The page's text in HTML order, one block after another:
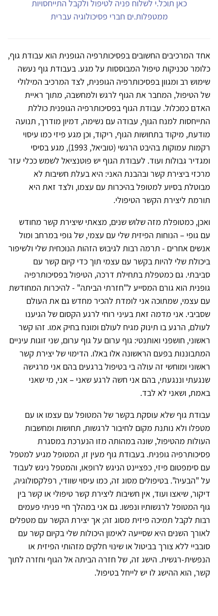
כאן תוכל.י לשלוח פניה לטיפול ולקבל התייחסויות
ממטפלות.ים חברי פסיכולוגיה עברית
אחד המרכיבים החשובים בפסיכותרפיה הגופנית הוא עבודת גוף,
כלומר טכניקות טיפול המבוססות על מגע. בעבודת גוף נעשה
שימוש רב ומגוון בפסיכותרפיה הגופנית, לצד המרכיב המילולי
של הטיפול, המחבר את הגוף לרגש ולמחשבה, מתוך ראיית
האדם כמכלול. עבודת הגוף בפסיכותרפיה הגופנית כוללת
התייחסות למנח הגוף, עבודה עם נשימה, דמיון מודרך, תנועה
מודעת, מיקוד בתחושות הגוף, ריקוד, וכן מגע פיזי כמו עיסוי
רקמות עמוקות בהיבט הרגשי (טוביאל, 1993), מגע בסיסי
ומגדיר גבולות ועוד. לעבודת הגוף יש פוטנציאל לשמש ככלי עזר
מרכזי ביצירת קשר ובהבנת האני: היא בעלת חשיבות לא
מבוטלת בסיוע למטופל בהיכרות עם עצמו, ולצד זאת היא
תורמת ליצירת הקשר הטיפולי.
ואכן, כמטופלת מזה שלוש שנים, מצאתי שיצירת קשר מחודש
עם גופי – הנוחות הפיזית שלי עם עצמי, של גופי במרחב ומול
אנשים אחרים - תרמה רבות לגיבוש הזהות הנוכחית שלי ולשיפור
ביכולת שלי להיות בקשר עם עצמי תוך כדי קיום קשר עם
סביבתי. גם כמטפלת בתחילת דרכה, הטיפול בפסיכותרפיה
גופנית הוא גורם המסייע ל"חזרתי הביתה" - להיכרות המחודשת
עם עצמי, שמתוכה אני לומדת להכיר מחדש גם את העולם
שסביבי. אני מדמה זאת בעיני רוחי לרגע הקסום של הגיענו
לעולם, הרגע בו תינוק מגיח לעולם ומונח בחיק אמו. זהו קשר
ראשוני, חושפני ואותנטי: גוף ערום על גוף ערום, שני זוגות עיניים
המתבוננות בפעם הראשונה אלו באלו. הדימוי של יצירת קשר
ראשוני ומוחשי זה עולה בי בטיפול ברגעים בהם אני מרגישה
שנגעתי וננגעתי, בהם אני חשה לרגע שאני – אני, מי שאני
באמת, ושאני לא לבד.
עבודת גוף שלא עוסקת בקשר של המטופל עם עצמו או עם
מטפלו ולא נותנת מקום לחיבור לרגשות, תחושות ומחשבות
העולות מהטיפול, שונה במהותה מזו הנערכת במסגרת
פסיכותרפיה גופנית. בעבודת גוף מעין זו, המטופל מגיע למטפל
עם סימפטום פיזי, כפציינט הניגש לרופאו, והמטפל ניגש לעבוד
על "הבעיה". בטיפולים מסוג זה, כמו עיסוי שוודי, רפלקסולוגיה,
דיקור, שיאצו ועוד, אין חשיבות ליצירת קשר טיפולי או קשר בין
גוף המטופל לרגשותיו ונפשו. גם אני במהלך חיי פניתי פעמים
רבות לקבל תמיכה פיזית מסוג זה; אך יצירת הקשר עם מטפלים
לאורך השנים היא שסייעה לאימון היכולות שלי בקיום קשר עם
סובביי ללא צורך בביטול או שינוי חלקים מזהותי הפיזית או
הנפשית-רגשית. הישג זה, של חזרה הביתה אל הגוף וחזרה לתוך
קשר, הוא ההישג לו יש לייחל בטיפול.